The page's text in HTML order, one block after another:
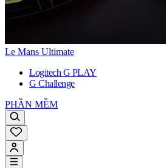
Le Mans Ultimate
Logitech G PLAY
G Challenge
PHẦN MỀM